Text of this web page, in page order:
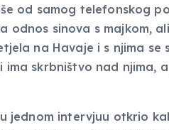
od samog telefonskog
odnos sinova s majkom,
na Havaje i s njima se
ima skrbništvo nad njima,
jednom intervjuu otkrio